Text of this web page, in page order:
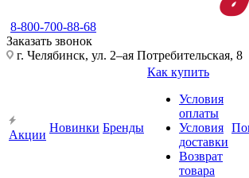
8-800-700-88-68
Заказать звонок
г. Челябинск, ул. 2–ая Потребительская, 8
Акции
Новинки Бренды
Как купить
Условия
оплаты
Условия
доставки
Возврат
товара